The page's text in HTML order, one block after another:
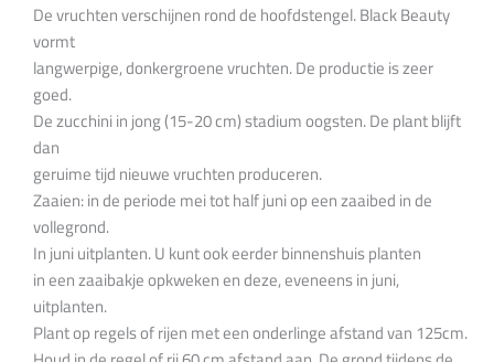
De vruchten verschijnen rond de hoofdstengel. Black Beauty
vormt
langwerpige, donkergroene vruchten. De productie is zeer
goed.
De zucchini in jong (15-20 cm) stadium oogsten. De plant blijft
dan
geruime tijd nieuwe vruchten produceren.
Zaaien: in de periode mei tot half juni op een zaaibed in de
vollegrond.
In juni uitplanten. U kunt ook eerder binnenshuis planten
in een zaaibakje opkweken en deze, eveneens in juni,
uitplanten.
Plant op regels of rijen met een onderlinge afstand van 125cm.